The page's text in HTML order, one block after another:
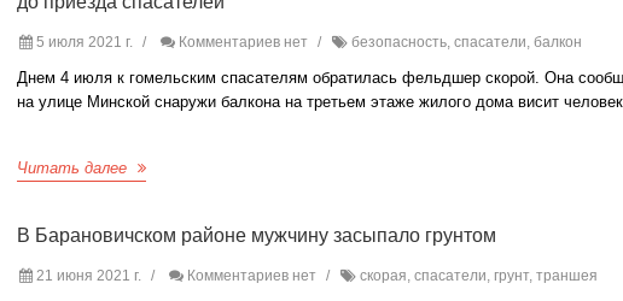
5 июля 2021 г. Комментариев нет безопасность, спасатели, балкон
Днем 4 июля к гомельским спасателям обратилась фельдшер скорой. Она
на улице Минской снаружи балкона на третьем этаже жилого дома висит
Читать далее
В Барановичском районе мужчину засыпало грунтом
21 июня 2021 г. Комментариев нет скорая, спасатели, грунт, траншея